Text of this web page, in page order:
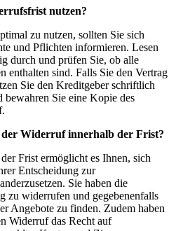
nutzen?
zu nutzen, sollten Sie sich
und Pflichten informieren. Lesen
durch und prüfen Sie, ob alle
enthalten sind. Falls Sie den Vertrag
Sie den Kreditgeber schriftlich
bewahren Sie eine Kopie des
der Widerruf innerhalb der Frist?
Frist ermöglicht es Ihnen, sich
Entscheidung zur
Sie haben die
zu widerrufen und gegebenenfalls
Angebote zu finden. Zudem haben
Widerruf das Recht auf